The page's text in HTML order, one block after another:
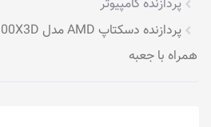
پردازنده کامپیوتر
همراه با جعبه